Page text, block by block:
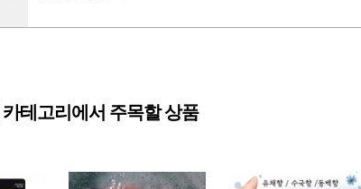
카테고리에서 주목할 상품